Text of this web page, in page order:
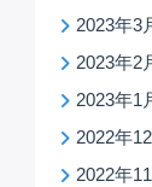
2023年3
2023年2
2023年1
2022年12
2022年11